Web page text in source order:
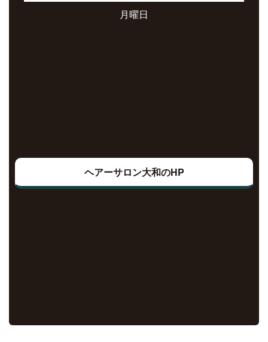
月曜日
ヘアーサロン大和のHP